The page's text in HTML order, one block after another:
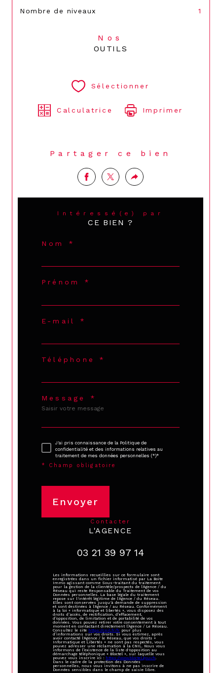
Nombre de niveaux 1
Nos
OUTILS
Sélectionner
Calculatrice Imprimer
Partager ce bien
Intéressé(e) par
CE BIEN ?
Nom *
Prénom *
E-mail *
Téléphone *
Message *
J'ai pris connaissance de la Politique de
confidentialité et des informations relatives au
traitement de mes données personnelles (*)*
* Champ obligatoire
Envoyer
contacter
L'AGENCE
03 21 39 97 14
Les informations recueillies sur ce formulaire sont
enregistrées dans un fichier informatisé par La Boite
Immo agissant comme Sous-traitant du traitement
pour la gestion de la clientèle/prospects de l'Agence / du
Réseau qui reste Responsable du Traitement de vos
Données personnelles. La base légale du traitement
repose sur l'intérêt légitime de l'Agence / du Réseau.
Elles sont conservées jusqu'à demande de suppression
et sont destinées à l'Agence / au Réseau. Conformément
à la loi « informatique et libertés », vous disposez des
droits d’accès, de rectification, d’effacement,
d’opposition, de limitation et de portabilité de vos
données. Vous pouvez retirer votre consentement à tout
moment en contactant directement l’Agence / Le Réseau.
Consultez le site https://cnil.fr/fr pour plus
d’informations sur vos droits. Si vous estimez, après
avoir contacté l'Agence / le Réseau, que vos droits «
Informatique et Libertés » ne sont pas respectés, vous
pouvez adresser une réclamation à la CNIL. Nous vous
informons de l’existence de la liste d'opposition au
démarchage téléphonique « Bloctel », sur laquelle vous
pouvez vous inscrire ici : https://www.bloctel.gouv.fr.
Dans le cadre de la protection des Données
personnelles, nous vous invitons à ne pas inscrire de
Données sensibles dans le champ de saisie libre.